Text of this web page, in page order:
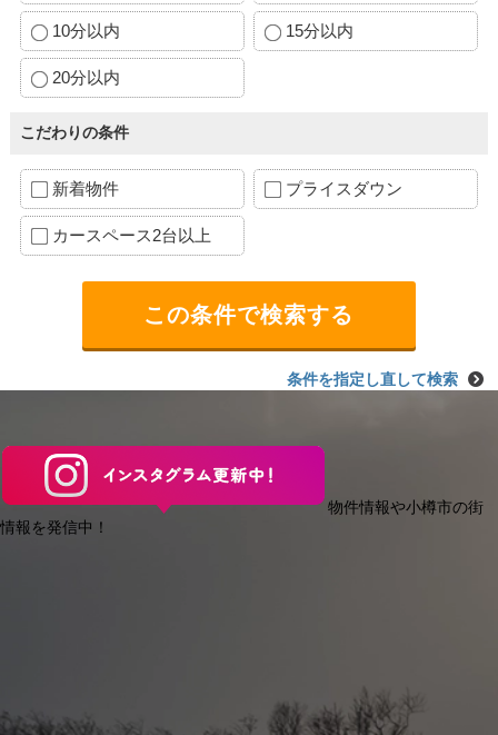
10分以内 15分以内
20分以内
こだわりの条件
新着物件 プライスダウン
カースペース2台以上
条件を指定し直して検索
物件情報や小樽市の街
情報を発信中！